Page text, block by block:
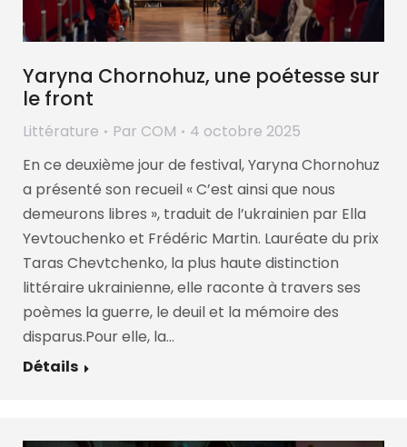
Yaryna Chornohuz, une poétesse sur
le front
Littérature Par COM
4 octobre 2025
En ce deuxième jour de festival, Yaryna Chornohuz
a présenté son recueil « C’est ainsi que nous
demeurons libres », traduit de l’ukrainien par Ella
Yevtouchenko et Frédéric Martin. Lauréate du prix
Taras Chevtchenko, la plus haute distinction
littéraire ukrainienne, elle raconte à travers ses
poèmes la guerre, le deuil et la mémoire des
disparus.Pour elle, la…
Détails